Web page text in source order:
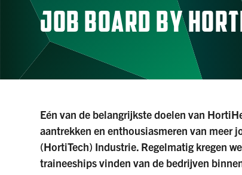
JOB BOARD BY
Eén van de belangrijkste doelen van
aantrekken en enthousiasmeren van meer
(HortiTech) Industrie. Regelmatig kregen
traineeships vinden van de bedrijven